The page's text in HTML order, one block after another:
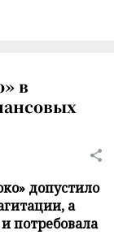
в
допустило
а
потребовала